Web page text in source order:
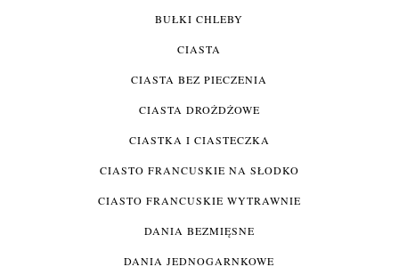
BUŁKI CHLEBY
CIASTA
CIASTA BEZ PIECZENIA
CIASTA DROŻDŻOWE
CIASTKA I CIASTECZKA
CIASTO FRANCUSKIE NA SŁODKO
CIASTO FRANCUSKIE WYTRAWNIE
DANIA BEZMIĘSNE
DANIA JEDNOGARNKOWE